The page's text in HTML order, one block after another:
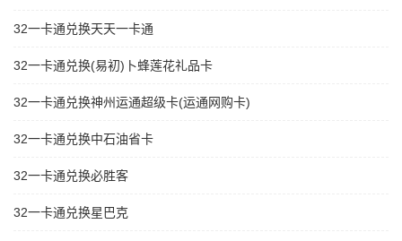
32一卡通兑换天天一卡通
32一卡通兑换(易初)卜蜂莲花礼品卡
32一卡通兑换神州运通超级卡(运通网购卡)
32一卡通兑换中石油省卡
32一卡通兑换必胜客
32一卡通兑换星巴克